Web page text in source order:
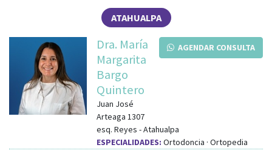
ATAHUALPA
AGENDAR CONSULTA
Dra. María
Margarita
Bargo
Quintero
Juan José
Arteaga 1307
esq. Reyes -Atahualpa
ESPECIALIDADES: Ortodoncia · Ortopedia